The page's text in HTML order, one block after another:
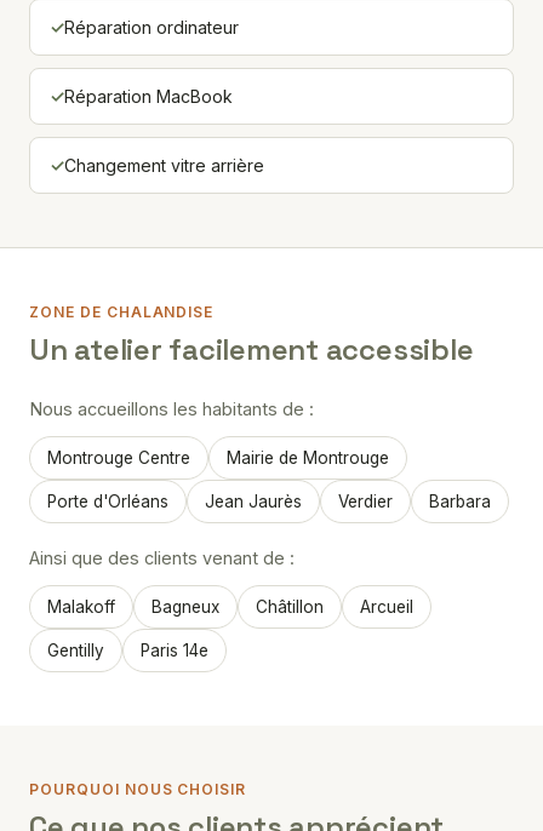
Réparation ordinateur
Réparation MacBook
Changement vitre arrière
ZONE DE CHALANDISE
Un atelier facilement accessible
Nous accueillons les habitants de :
Montrouge Centre Mairie de Montrouge
Porte d'Orléans Jean Jaurès Verdier Barbara
Ainsi que des clients venant de :
Malakoff Bagneux Châtillon Arcueil
Gentilly Paris 14e
POURQUOI NOUS CHOISIR